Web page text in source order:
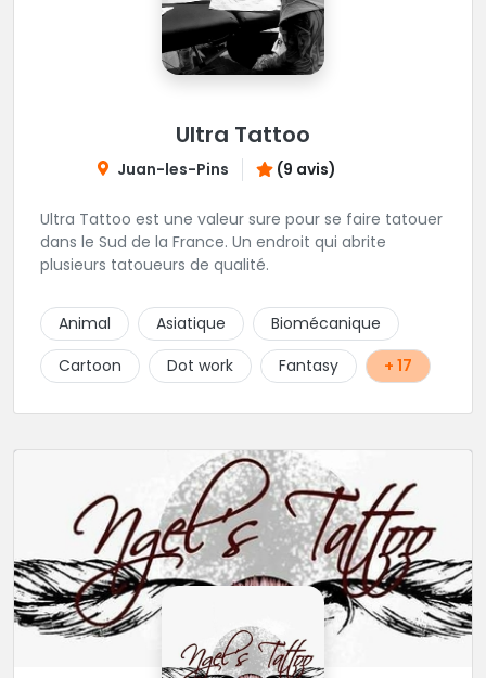
Ultra Tattoo
Juan-les-Pins (9 avis)
Ultra Tattoo est une valeur sure pour se faire tatouer
dans le Sud de la France. Un endroit qui abrite
plusieurs tatoueurs de qualité.
Animal Asiatique
Biomécanique
Cartoon
Dot work Fantasy + 17